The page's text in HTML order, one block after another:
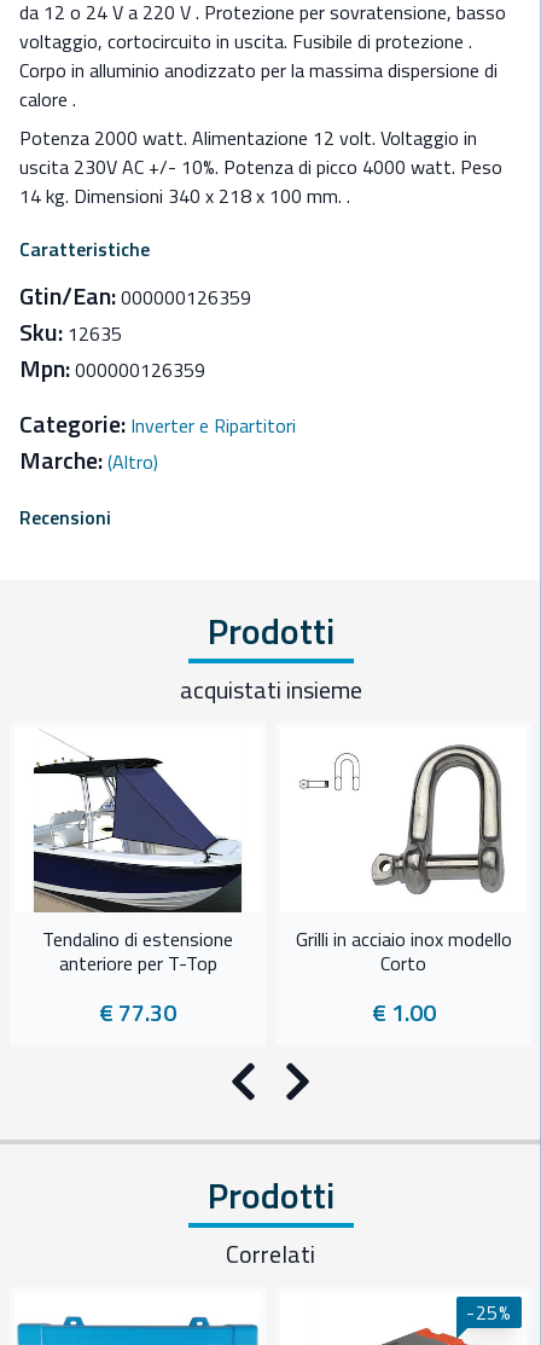
da 12 o 24 V a 220 V . Protezione per sovratensione, basso
voltaggio, cortocircuito in uscita. Fusibile di protezione .
Corpo in alluminio anodizzato per la massima dispersione di
calore .
Potenza 2000 watt. Alimentazione 12 volt. Voltaggio in
uscita 230V AC +/- 10%. Potenza di picco 4000 watt. Peso
14 kg. Dimensioni 340 x 218 x 100 mm. .
Caratteristiche
Gtin/Ean:000000126359
Sku: 12635
Mpn:000000126359
Categorie: Inverter e Ripartitori
Marche:(Altro)
Recensioni
Prodotti
acquistati insieme
Tendalino di estensione
anteriore per T-Top
€ 77.30
Grilli in acciaio inox modello
Corto
€ 1.00
Precedente
Successivo
Prodotti
Correlati
-25%